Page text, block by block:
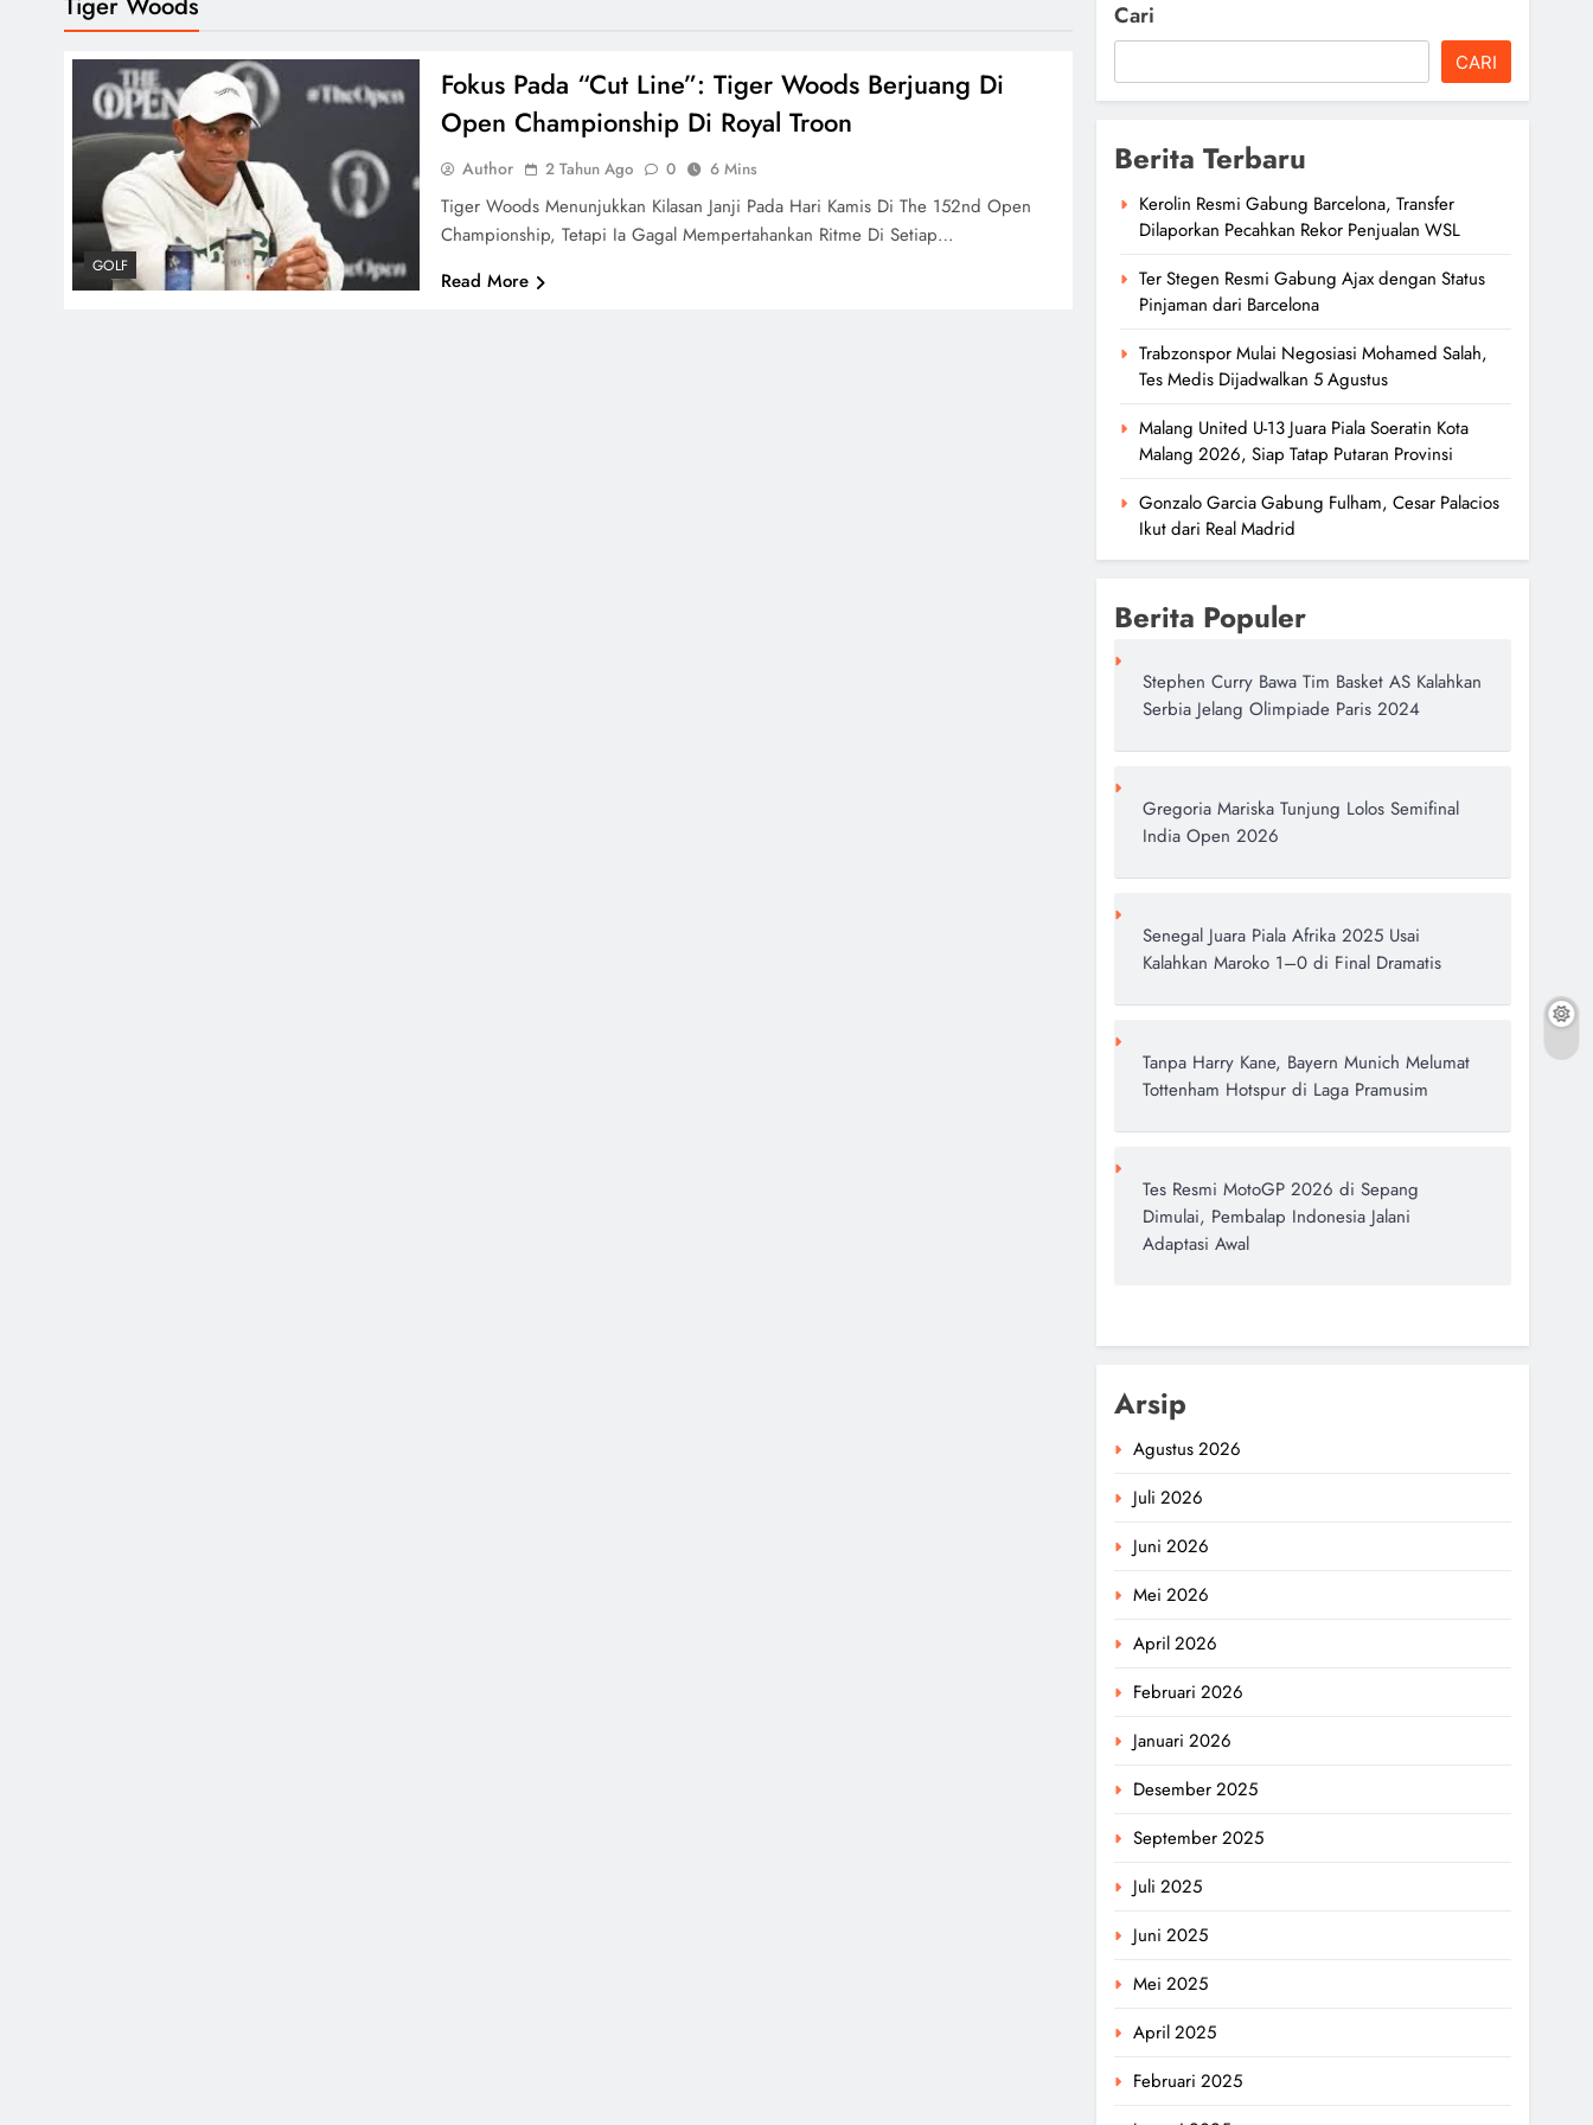
GOLF
Fokus Pada “Cut Line”: Tiger Woods Berjuang Di
Open Championship Di Royal Troon
Author 2 Tahun Ago 0 6 Mins
Tiger Woods Menunjukkan Kilasan Janji Pada Hari Kamis Di The 152nd Open
Championship, Tetapi Ia Gagal Mempertahankan Ritme Di Setiap…
Read More
Cari
CARI
Berita Terbaru
Kerolin Resmi Gabung Barcelona, Transfer
Dilaporkan Pecahkan Rekor Penjualan WSL
Ter Stegen Resmi Gabung Ajax dengan Status
Pinjaman dari Barcelona
Trabzonspor Mulai Negosiasi Mohamed Salah,
Tes Medis Dijadwalkan 5 Agustus
Malang United U-13 Juara Piala Soeratin Kota
Malang 2026, Siap Tatap Putaran Provinsi
Gonzalo Garcia Gabung Fulham, Cesar Palacios
Ikut dari Real Madrid
Berita Populer
Stephen Curry Bawa Tim Basket AS Kalahkan
Serbia Jelang Olimpiade Paris 2024
Gregoria Mariska Tunjung Lolos Semifinal
India Open 2026
Senegal Juara Piala Afrika 2025 Usai
Kalahkan Maroko 1–0 di Final Dramatis
Tanpa Harry Kane, Bayern Munich Melumat
Tottenham Hotspur di Laga Pramusim
Tes Resmi MotoGP 2026 di Sepang
Dimulai, Pembalap Indonesia Jalani
Adaptasi Awal
Arsip
Agustus 2026
Juli 2026
Juni 2026
Mei 2026
April 2026
Februari 2026
Januari 2026
Desember 2025
September 2025
Juli 2025
Juni 2025
Mei 2025
April 2025
Februari 2025